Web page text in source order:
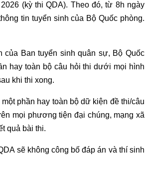
(kỳ thi QDA). Theo đó, từ 8h ngày
tin tuyển sinh của Bộ Quốc phòng.
Ban tuyển sinh quân sự, Bộ Quốc
hay toàn bộ câu hỏi thi dưới mọi hình
khi thi xong.
phần hay toàn bộ dữ kiện đề thi/câu
mọi phương tiện đại chúng, mạng xã
quả bài thi.
sẽ không công bố đáp án và thí sinh